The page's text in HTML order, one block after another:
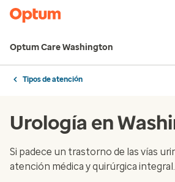
Optum Care Washington
Tipos de atención
Urología en
Si padece un trastorno de las vías
atención médica y quirúrgica integral.